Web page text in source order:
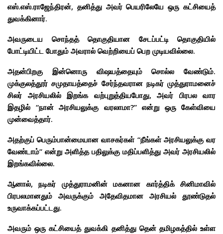
எஸ்.எஸ்.ராஜேந்திரன், தனித்து அவர் பெயரிலேயே ஒரு கட்சியைத்
துவக்கினார்.
அவருடைய சொந்தத் தொகுதியான சேடப்பட்டி தொகுதியில்
போட்டியிட்ட போதும் அவரால் வெற்றியைப் பெற முடியவில்லை.
அதன்பிறகு இன்னொரு விஷயத்தையும் சொல்ல வேண்டும்.
முக்குலத்தூர் சமுதாயத்தைச் சேர்ந்தவரான நடிகர் முத்துராமனைச்
சிலர் அரசியலில் இறங்க வற்புறுத்தியபோது, அவர் பிரபல வார
இதழில் “நான் அரசியலுக்கு வரலாமா?” என்று ஒரு கேள்வியை
முன்வைத்தார்.
அதற்குப் பெரும்பான்மையான வாசகர்கள் “நீங்கள் அரசியலுக்கு வர
வேண்டாம்” என்று அளித்த பதிலுக்கு மதிப்பளித்து அவர் அரசியலில்
இறங்கவில்லை.
ஆனால், நடிகர் முத்துராமனின் மகனான கார்த்திக் சினிமாவில்
பிரபலமானதும் அவருக்கும் அதேவிதமான அரசியல் தூண்டுதல்
உருவாக்கப்பட்டது.
அவரும் ஒரு கட்சியைத் துவக்கி தனித்து தென் தமிழகத்தில் உள்ள